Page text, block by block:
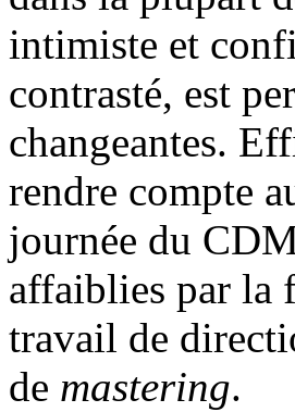
intimiste et
contrasté, est
changeantes.
rendre compte
journée du
affaiblies par la
travail de
de mastering.